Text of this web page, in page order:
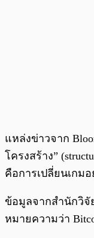
แหล่งข่าวจาก
โครงสร้าง”
คือการเปลี่ยนเกม
ข้อมูลจากสำนักวิจั
หมายความว่า